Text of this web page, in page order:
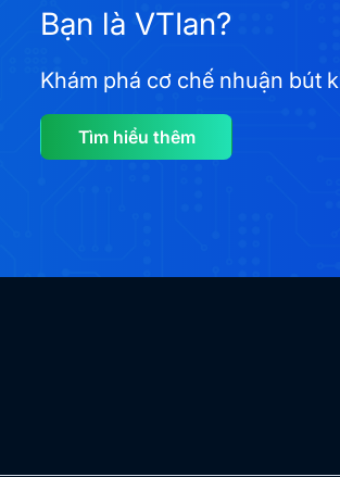
Bạn là VTIan?
Khám phá cơ chế nhuận bút
Tìm hiểu thêm